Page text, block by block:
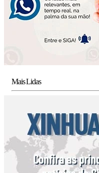
Mais Lidas